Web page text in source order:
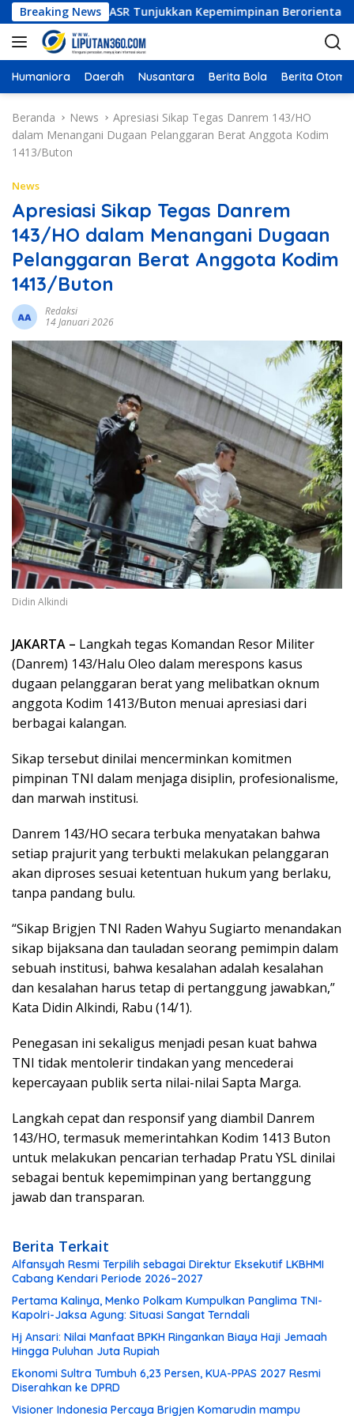
a
g
u
Breaking News
ASR Tunjukkan Kepemimpinan Berorientasi Hasil dan
Humaniora Daerah Nusantara Berita Bola Berita
Beranda News
Apresiasi Sikap Tegas Danrem 143/HO
dalam Menangani Dugaan Pelanggaran Berat Anggota Kodim
1413/Buton
News
Apresiasi Sikap Tegas Danrem
143/HO dalam Menangani Dugaan
Pelanggaran Berat Anggota Kodim
1413/Buton
Redaksi
14 Januari 2026
Didin Alkindi
JAKARTA – Langkah tegas Komandan Resor Militer
(Danrem) 143/Halu Oleo dalam merespons kasus
dugaan pelanggaran berat yang melibatkan oknum
anggota Kodim 1413/Buton menuai apresiasi dari
berbagai kalangan.
Sikap tersebut dinilai mencerminkan komitmen
pimpinan TNI dalam menjaga disiplin, profesionalisme,
dan marwah institusi.
Danrem 143/HO secara terbuka menyatakan bahwa
setiap prajurit yang terbukti melakukan pelanggaran
akan diproses sesuai ketentuan hukum yang berlaku,
tanpa pandang bulu.
“Sikap Brigjen TNI Raden Wahyu Sugiarto menandakan
sikap bijaksana dan tauladan seorang pemimpin dalam
sebuah institusi, bahwa kesalahan adalah kesalahan
dan kesalahan harus tetap di pertanggung jawabkan,”
Kata Didin Alkindi, Rabu (14/1).
Penegasan ini sekaligus menjadi pesan kuat bahwa
TNI tidak mentolerir tindakan yang mencederai
kepercayaan publik serta nilai-nilai Sapta Marga.
Langkah cepat dan responsif yang diambil Danrem
143/HO, termasuk memerintahkan Kodim 1413 Buton
untuk melakukan pencarian terhadap Pratu YSL dinilai
sebagai bentuk kepemimpinan yang bertanggung
jawab dan transparan.
Berita Terkait
Alfansyah Resmi Terpilih sebagai Direktur Eksekutif LKBHMI
Cabang Kendari Periode 2026–2027
Pertama Kalinya, Menko Polkam Kumpulkan Panglima TNI-
Kapolri-Jaksa Agung: Situasi Sangat Terndali
Hj Ansari: Nilai Manfaat BPKH Ringankan Biaya Haji Jemaah
Hingga Puluhan Juta Rupiah
Ekonomi Sultra Tumbuh 6,23 Persen, KUA-PPAS 2027 Resmi
Diserahkan ke DPRD
Visioner Indonesia Percaya Brigjen Komarudin mampu